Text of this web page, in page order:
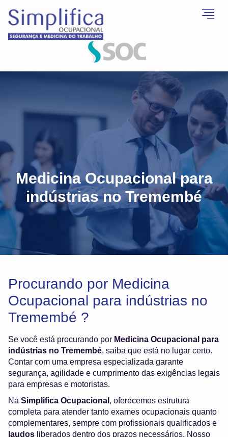
Medicina Ocupacional para
indústrias no Tremembé
Procurando por Medicina
Ocupacional para indústrias no
Tremembé ?
Se você está procurando por Medicina Ocupacional para
indústrias no Tremembé, saiba que está no lugar certo.
Contar com uma empresa especializada garante
segurança, agilidade e cumprimento das exigências legais
para empresas e motoristas.
Na Simplifica Ocupacional , oferecemos estrutura
completa para atender tanto exames ocupacionais quanto
complementares, sempre com profissionais qualificados e
laudos liberados dentro dos prazos necessários. Nosso